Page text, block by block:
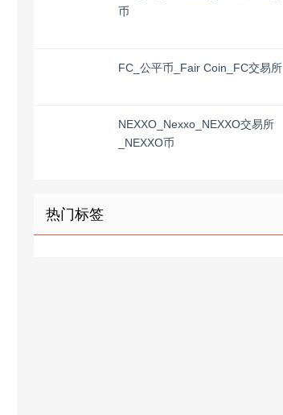
币
FC_公平币_Fair Coin_FC交易所
NEXXO_Nexxo_NEXXO交易所
_NEXXO币
热门标签